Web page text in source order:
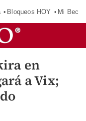
Bloqueos HOY Mi Beca
en
a Vix;